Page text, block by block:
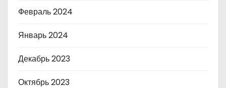
Февраль 2024
Январь 2024
Декабрь 2023
Октябрь 2023